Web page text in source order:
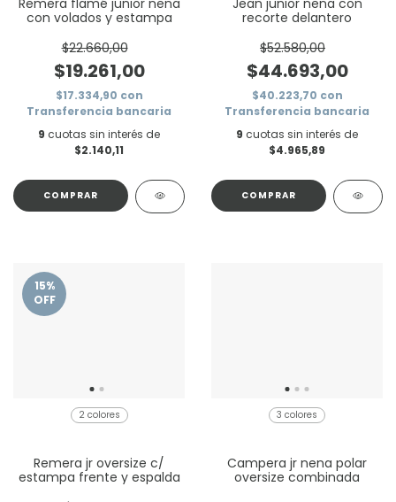
Remera flamé junior nena
con volados y estampa
$22.660,00
$19.261,00
$17.334,90 con
Transferencia bancaria
9 cuotas sin interés de
$2.140,11
COMPRAR
Jean junior nena con
recorte delantero
$52.580,00
$44.693,00
$40.223,70 con
Transferencia bancaria
9 cuotas sin interés de
$4.965,89
COMPRAR
15%
OFF
2 colores
Remera jr oversize c/
estampa frente y espalda
3 colores
Campera jr nena polar
oversize combinada